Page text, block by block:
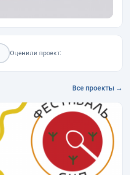
Оценили проект:
Все проекты →